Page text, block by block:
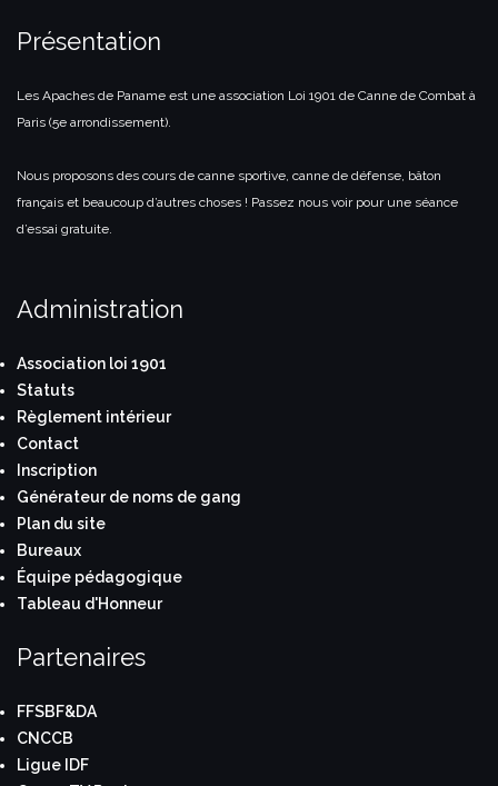
Présentation
Les Apaches de Paname est une association Loi 1901 de Canne de Combat à
Paris (5e arrondissement).
Nous proposons des cours de canne sportive, canne de défense, bâton
français et beaucoup d’autres choses ! Passez nous voir pour une séance
d’essai gratuite.
Administration
Association loi 1901
Statuts
Règlement intérieur
Contact
Inscription
Générateur de noms de gang
Plan du site
Bureaux
Équipe pédagogique
Tableau d'Honneur
Partenaires
FFSBF&DA
CNCCB
Ligue IDF